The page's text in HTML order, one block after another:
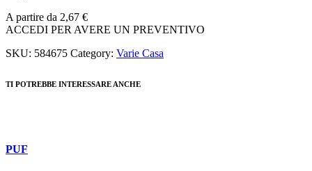
A partire da 2,67 €
ACCEDI PER AVERE UN PREVENTIVO
SKU: 584675 Category: Varie Casa
TI POTREBBE INTERESSARE ANCHE
PUF